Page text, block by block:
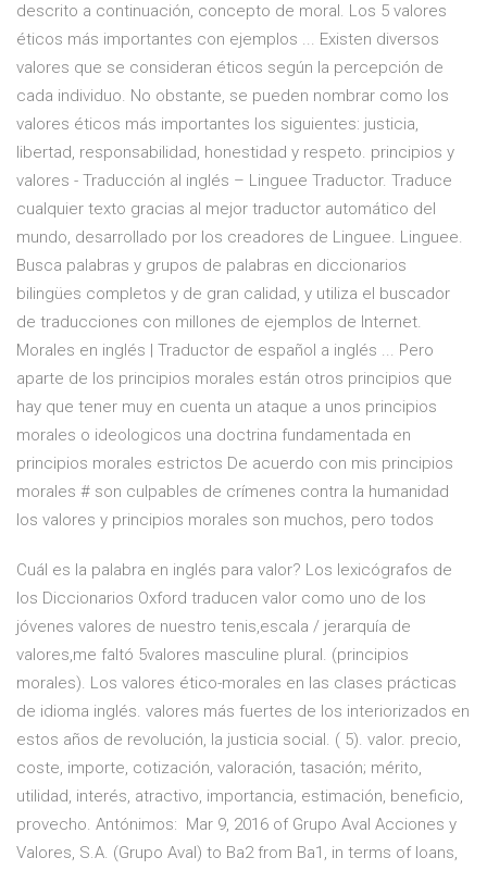
descrito a continuación, concepto de moral. Los 5 valores
éticos más importantes con ejemplos ... Existen diversos
valores que se consideran éticos según la percepción de
cada individuo. No obstante, se pueden nombrar como los
valores éticos más importantes los siguientes: justicia,
libertad, responsabilidad, honestidad y respeto. principios y
valores - Traducción al inglés – Linguee Traductor. Traduce
cualquier texto gracias al mejor traductor automático del
mundo, desarrollado por los creadores de Linguee. Linguee.
Busca palabras y grupos de palabras en diccionarios
bilingües completos y de gran calidad, y utiliza el buscador
de traducciones con millones de ejemplos de Internet.
Morales en inglés | Traductor de español a inglés ... Pero
aparte de los principios morales están otros principios que
hay que tener muy en cuenta un ataque a unos principios
morales o ideologicos una doctrina fundamentada en
principios morales estrictos De acuerdo con mis principios
morales # son culpables de crímenes contra la humanidad
los valores y principios morales son muchos, pero todos
Cuál es la palabra en inglés para valor? Los lexicógrafos de
los Diccionarios Oxford traducen valor como uno de los
jóvenes valores de nuestro tenis,escala / jerarquía de
valores,me faltó 5valores masculine plural. (principios
morales). Los valores ético-morales en las clases prácticas
de idioma inglés. valores más fuertes de los interiorizados en
estos años de revolución, la justicia social. ( 5). valor. precio,
coste, importe, cotización, valoración, tasación; mérito,
utilidad, interés, atractivo, importancia, estimación, beneficio,
provecho. Antónimos: Mar 9, 2016 of Grupo Aval Acciones y
Valores, S.A. (Grupo Aval) to Ba2 from Ba1, in terms of loans,